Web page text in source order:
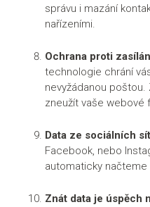
na trhu. Pracujeme i pro
společnost Notino,
www.salonlocator.cz
včetně mobilní
(https://
partner/
všech zemích, jak je
Tuto službu momentálně
ČR a každý měsíc
správu i mazání
nařízeními.
Ochrana proti
technologie chrání
nevyžádanou
zneužít vaše webové
Data ze sociálních
Facebook, nebo
automaticky
Znát data je úspěch